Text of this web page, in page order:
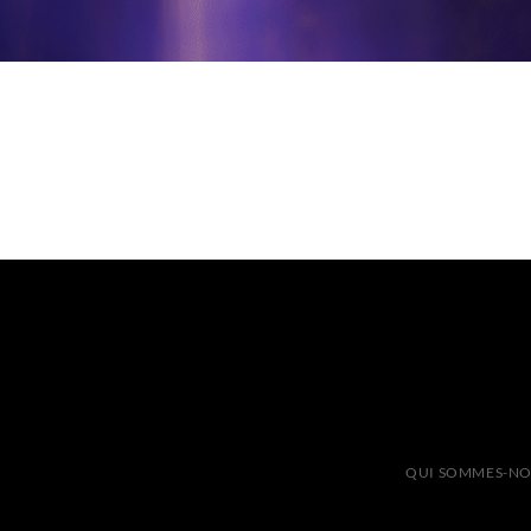
QUI SOMMES-